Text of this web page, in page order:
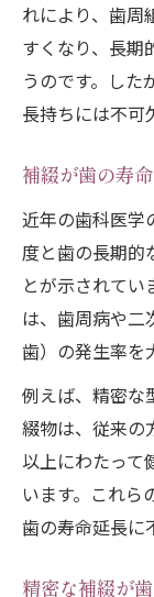
補綴
補綴
歯周
補綴
精密な補
補綴
補綴
イント
歯科
補綴
れ
補綴
歯の健康
れにより、歯周
すくなり、長期
うのです。した
長持ちには不可
補綴が歯の寿
近年の歯科医学
度と歯の長期的
とが示されて
は、歯周病や二
歯）の発生率を
例えば、精密な
綴物は、従来の
以上にわたって
います。これら
歯の寿命延長に
精密な補綴が